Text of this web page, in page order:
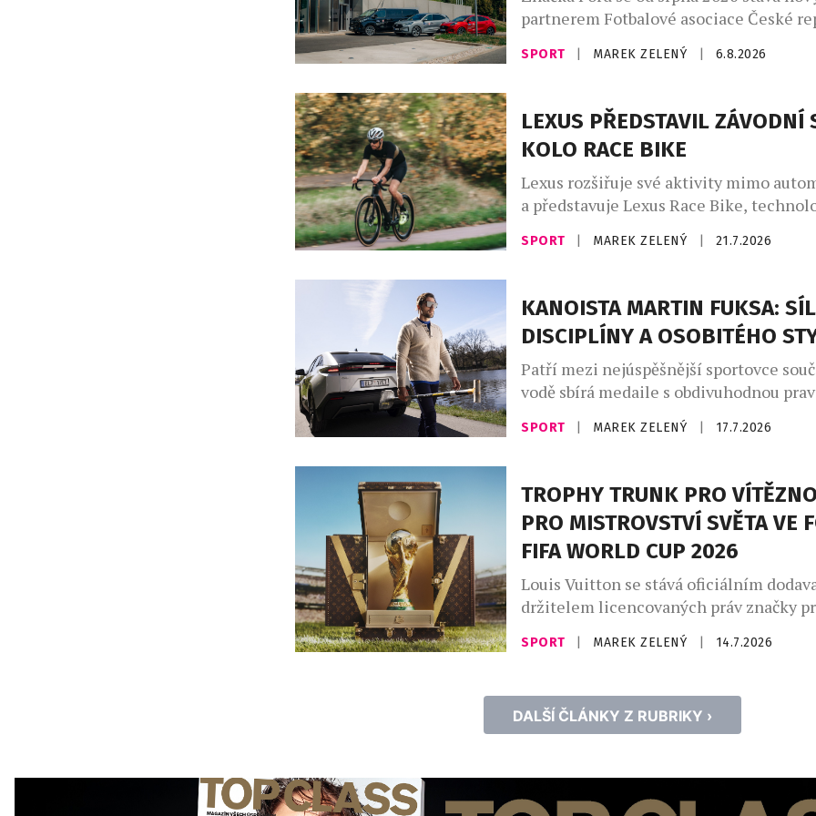
partnerem Fotbalové asociace České
rámci tříleté spolupráce zajistí mobilitu
reprezentačních týmů i českého fotbalu
fotbal do pohybu“, propojuje praktickou
ambicí podílet se na dlouhodobé
fotbalového prostředí. Ford vstupuje do
fotbalu v […]
SPORT MAREK ZELENÝ 6.8.2026
LEXUS PŘEDSTAVIL ZÁVODNÍ
KOLO RACE BIKE
Lexus rozšiřuje své aktivity mimo
a představuje Lexus Race Bike,
vyspělé silniční závodní kolo vyvinuté
s belgickým výrobcem Ridley. Novinka
aerodynamiku a design inspirovaný vozy
je dostupné na objednávku
autorizovaných dealerů značky. Lexus
vznikl na základě modelu Ridley Noah
SPORT MAREK ZELENÝ 21.7.2026
KANOISTA MARTIN FUKSA:
DISCIPLÍNY A OSOBITÉHO
Patří mezi nejúspěšnější sportovce
vodě sbírá medaile s obdivuhodnou
Přestože tráví většinu času ve
móda ho baví – a jak sám říká, rád
Právě autenticita, vytrvalost a osobitost
současné sportovní ikony. Letošní
Martina opět mimořádně […]
SPORT MAREK ZELENÝ 17.7.2026
TROPHY TRUNK PRO
PRO MISTROVSTVÍ SVĚTA VE
FIFA WORLD CUP 2026
Louis Vuitton se stává oficiálním
držitelem licencovaných práv značky
světa ve fotbale FIFA World Cup 2026™
příležitosti představuje oficiální Trophy
zároveň odhaluje exkluzivní
Louis Vuitton, vytvořenou speciálně pro
SPORT MAREK ZELENÝ 14.7.2026
DALŠÍ ČLÁNKY Z RUBRIKY ›